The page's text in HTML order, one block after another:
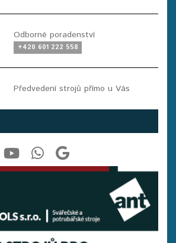
Odborné poradenství
+420 601 222 558
Předvedení strojů přímo u Vás